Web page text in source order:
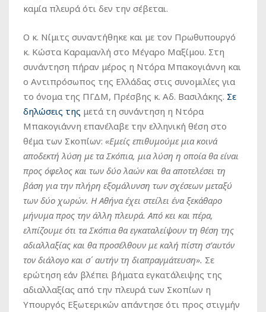
καμία πλευρά ότι δεν την σέβεται.
Ο κ. Νίμιτς συναντήθηκε και με τον Πρωθυπουργό
κ. Κώστα Καραμανλή στο Μέγαρο Μαξίμου. Στη
συνάντηση πήραν μέρος η Ντόρα Μπακογιάννη και
ο Αντιπρόσωπος της Ελλάδας στις συνομιλίες για
το όνομα της ΠΓΔΜ, Πρέσβης κ. Αδ. Βασιλάκης. Σε
δηλώσεις της μετά τη συνάντηση η Ντόρα
Μπακογιάννη επανέλαβε την ελληνική θέση στο
θέμα των Σκοπίων: «Εμείς επιθυμούμε μια κοινά
αποδεκτή λύση με τα Σκόπια, μια λύση η οποία θα είναι
προς όφελος και των δύο λαών και θα αποτελέσει τη
βάση για την πλήρη εξομάλυνση των σχέσεων μεταξύ
των δύο χωρών. Η Αθήνα έχει στείλει ένα ξεκάθαρο
μήνυμα προς την άλλη πλευρά. Από κει και πέρα,
ελπίζουμε ότι τα Σκόπια θα εγκαταλείψουν τη θέση της
αδιαλλαξίας και θα προσέλθουν με καλή πίστη σ’αυτόν
τον διάλογο και σ΄ αυτήν τη διαπραγμάτευση». Σε
ερώτηση εάν βλέπει βήματα εγκατάλειψης της
αδιαλλαξίας από την πλευρά των Σκοπίων η
Υπουργός Εξωτερικών απάντησε ότι προς στιγμήν